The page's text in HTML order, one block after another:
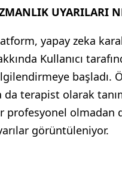
UYARILARI
yapay zeka
Kullanıcı
başladı.
da terapist olarak
profesyonel olmadan
görüntüleniyor.